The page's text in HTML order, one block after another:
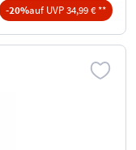
-20%auf UVP 34,99 € **